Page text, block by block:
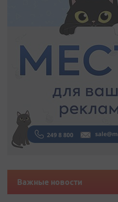
Важные новости